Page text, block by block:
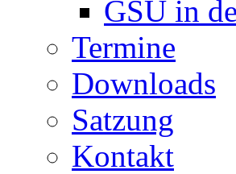
GSU in
Termine
Downloads
Satzung
Kontakt